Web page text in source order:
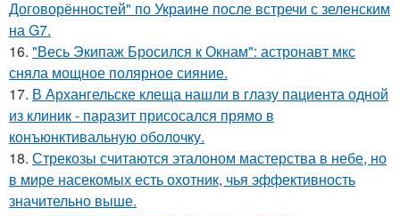
Договорённостей" по Украине после встречи с зеленским
на G7.
16. "Весь Экипаж Бросился к Окнам": астронавт мкс
сняла мощное полярное сияние.
17. В Архангельске клеща нашли в глазу пациента одной
из клиник - паразит присосался прямо в
конъюнктивальную оболочку.
18. Стрекозы считаются эталоном мастерства в небе, но
в мире насекомых есть охотник, чья эффективность
значительно выше.